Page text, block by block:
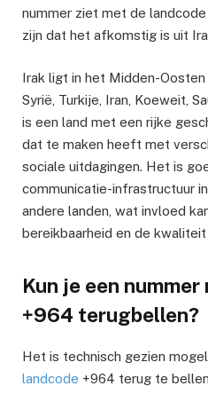
nummer ziet met de
zijn dat het afkomstig is uit
Irak ligt in het Midden-
Syrië, Turkije, Iran, Koeweit,
is een land met een rijke
dat te maken heeft met
sociale uitdagingen. Het is
communicatie-infrastructuur
andere landen, wat invloed
bereikbaarheid en de
Kun je een
+964 terugbellen?
Het is technisch gezien
landcode +964 terug te